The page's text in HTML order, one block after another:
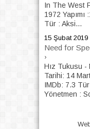
In The West
1972
Tür : Aksi...
15 Şubat 2019
Need for
›
Hız Tukusu -
Tarihi: 14
IMDb: 7.3
Yönetmen :